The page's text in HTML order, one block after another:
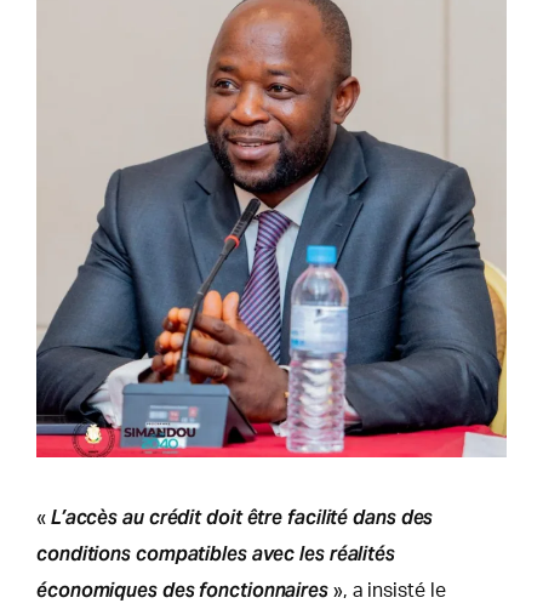
« L’accès au crédit doit être facilité dans des
conditions compatibles avec les réalités
économiques des fonctionnaires », a insisté le